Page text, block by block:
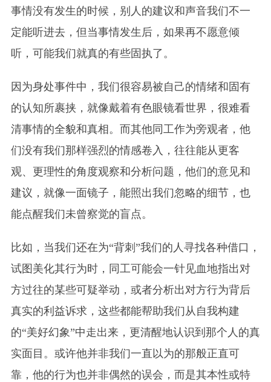
事情没有发生的时候，别人的建议和声音我们不一
定能听进去，但当事情发生后，如果再不愿意倾
听，可能我们就真的有些固执了。
因为身处事件中，我们很容易被自己的情绪和固有
的认知所裹挟，就像戴着有色眼镜看世界，很难看
清事情的全貌和真相。而其他同工作为旁观者，他
们没有我们那样强烈的情感卷入，往往能从更客
观、更理性的角度观察和分析问题，他们的意见和
建议，就像一面镜子，能照出我们忽略的细节，也
能点醒我们未曾察觉的盲点。
比如，当我们还在为“背刺”我们的人寻找各种借口，
试图美化其行为时，同工可能会一针见血地指出对
方过往的某些可疑举动，或者分析出对方行为背后
真实的利益诉求，这些都能帮助我们从自我构建
的“美好幻象”中走出来，更清醒地认识到那个人的真
实面目。或许他并非我们一直以为的那般正直可
靠，他的行为也并非偶然的误会，而是其本性或特